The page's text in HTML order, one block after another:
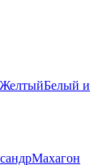
ЖелтыйБелый и
Махагон